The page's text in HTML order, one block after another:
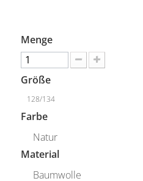
Menge
Größe
128/134
Farbe
Natur
Material
Baumwolle